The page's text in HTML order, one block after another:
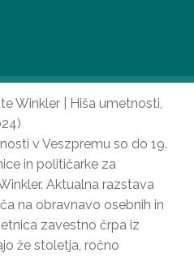
Winkler | Hiša umetnosti,
v Veszpremu so do 19.
in političarke za
Aktualna razstava
na obravnavo osebnih in
zavestno črpa iz
že stoletja, ročno